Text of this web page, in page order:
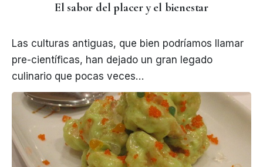
El sabor del placer y el bienestar
Las culturas antiguas, que bien podríamos llamar
pre-científicas, han dejado un gran legado
culinario que pocas veces…